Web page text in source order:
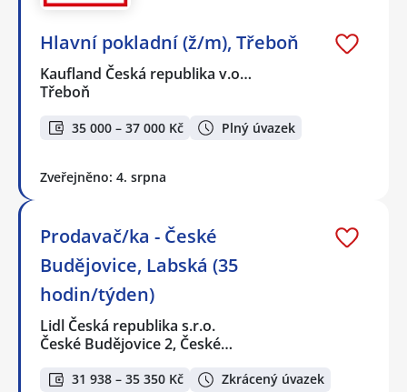
Hlavní pokladní (ž/m), Třeboň
Kaufland Česká republika v.o…
Třeboň
35 000 – 37 000 Kč Plný úvazek
Zveřejněno: 4. srpna
Prodavač/ka - České
Budějovice, Labská (35
hodin/týden)
Lidl Česká republika s.r.o.
České Budějovice 2, České…
31 938 – 35 350 Kč Zkrácený úvazek